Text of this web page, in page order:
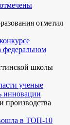
отметил
федеральном
школы
ученые
инновации
производства
в ТОП-10